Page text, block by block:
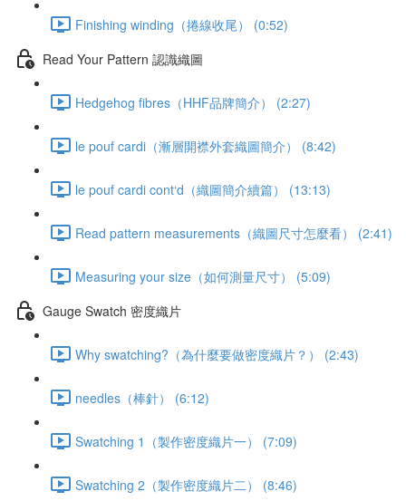
Finishing winding（捲線收尾） (0:52)
Read Your Pattern 認識織圖
Hedgehog fibres（HHF品牌簡介） (2:27)
le pouf cardi（漸層開襟外套織圖簡介） (8:42)
le pouf cardi cont‘d（織圖簡介續篇） (13:13)
Read pattern measurements（織圖尺寸怎麼看） (2:41)
Measuring your size（如何測量尺寸） (5:09)
Gauge Swatch 密度織片
Why swatching?（為什麼要做密度織片？） (2:43)
needles（棒針） (6:12)
Swatching 1（製作密度織片一） (7:09)
Swatching 2（製作密度織片二） (8:46)